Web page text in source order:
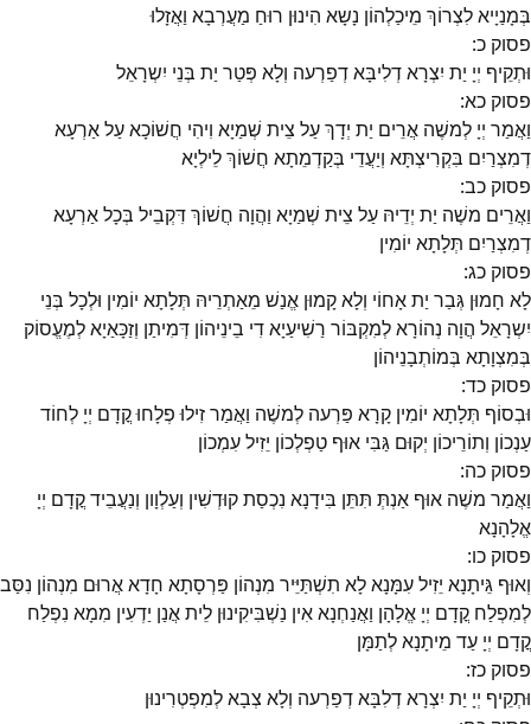
בְּמָנַיָיא לִצְרוֹךְ מֵיכַלְהוֹן נָשָא הִינוּן רוּחַ מַעֲרְבָא וַאֲזָלוּ
פסוק כ:
וּתְקֵיף יְיָ יַת יִצְרָא דְלִיבָּא דְפַרְעה וְלָא פְּטַר יַת בְּנֵי יִשְרָאֵל
פסוק כא:
וַאֲמַר יְיָ לְמשֶׁה אֲרֵים יַת יְדָךְ עַל צֵית שְׁמַיָא וִיהִי חֲשׁוֹכָא עַל אַרְעָא
דְמִצְרַיִם בִּקְרִיצְתָּא וְיַעֲדֵי בְּקַדְמֵתָא חֲשׁוֹךְ לֵילְיָא
פסוק כב:
וַאֲרֵים משֶׁה יַת יְדֵיהּ עַל צֵית שְׁמַיָא וַהֲוָה חֲשׁוֹךְ דִּקְבֵיל בְּכָל אַרְעָא
דְמִצְרַיִם תְּלָתָא יוֹמִין
פסוק כג:
לָא חָמוּן גְּבַר יַת אָחוֹי וְלָא קָמוּן אֱנַשׁ מֵאַתְרֵיהּ תְּלָתָא יוֹמִין וּלְכָל בְּנֵי
יִשְרָאֵל הֲוָה נְהוֹרָא לְמִקְבּוֹר רַשִׁיעַיָא דִי בֵינֵיהוֹן דְּמִיתַן וְזַכָּאַיָא לְמֶעֱסוֹק
בְּמִצְוָתָא בְּמוֹתְבָנֵיהוֹן
פסוק כד:
וּבְסוֹף תְּלָתָא יוֹמִין קָרָא פַּרְעה לְמשֶׁה וַאֲמַר זִילוּ פְלָחוּ קֳדָם יְיָ לְחוֹד
עַנְכוֹן וְתוֹרֵיכוֹן יְקוּם גַּבִּי אוּף טַפְלְכוֹן יֵזִיל עִמְכוֹן
פסוק כה:
וַאֲמַר משֶׁה אוּף אַנְתְּ תִּתֵּן בִּידָנָא נִכְסַת קוּדְשִׁין וְעַלְוָון וְנַעֲבֵיד קֳדָם יְיָ
אֱלָהָנָא
פסוק כו:
וְאוּף גֵּיתָנָא יֵזִיל עִמָּנָא לָא תִשְׁתַּיֵּיר מִנְהוֹן פַּרְסָתָא חָדָא אֲרוּם מִנְהוֹן נִסַּב
לְמִפְלַח קֳדָם יְיָ אֱלָהָן וַאֲנַחְנָא אִין נַשְׁבִּיקִינוּן לֵית אֲנַן יַדְעִין מִמָא נִפְלַח
קֳדָם יְיָ עַד מֵיתָנָא לְתַמָּן
פסוק כז:
וּתְקֵיף יְיָ יַת יִצְרָא דְלִבָּא דְפַרְעה וְלָא צְבָא לְמִפְטְרִינוּן